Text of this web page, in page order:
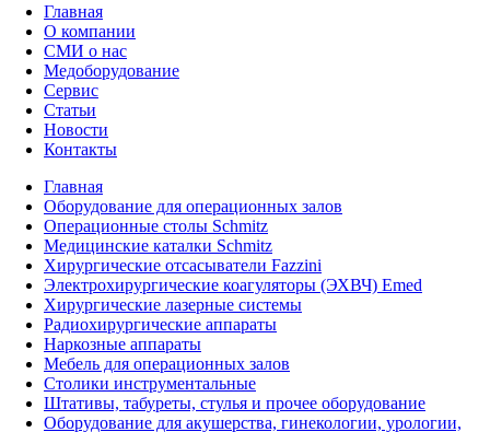
Главная
О компании
СМИ о нас
Медоборудование
Сервис
Статьи
Новости
Контакты
Главная
Оборудование для операционных залов
Oперационные столы Schmitz
Медицинские каталки Schmitz
Хирургические отсасыватели Fazzini
Электрохирургические коагуляторы (ЭХВЧ) Emed
Хирургические лазерные системы
Радиохирургические аппараты
Наркозные аппараты
Мебель для операционных залов
Столики инструментальные
Штативы, табуреты, стулья и прочее оборудование
Оборудование для акушерства, гинекологии, урологии,